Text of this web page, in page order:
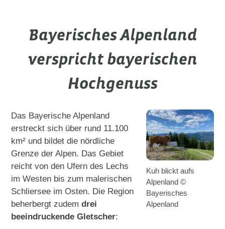
Rund um Deutschlands höchsten
Berg lockt ein perfektes Freizeit-
Paradies, die Zugspitz Region.
Bayerisches Alpenland
verspricht bayerischen
Hochgenuss
Kuh blickt aufs
Alpenland ©
Bayerisches
Alpenland
Das Bayerische Alpenland
erstreckt sich über rund 11.100
km² und bildet die nördliche
Grenze der Alpen. Das Gebiet
reicht von den Ufern des Lechs
im Westen bis zum malerischen
Schliersee im Osten. Die Region
beherbergt zudemdrei
beeindruckende Gletscher: